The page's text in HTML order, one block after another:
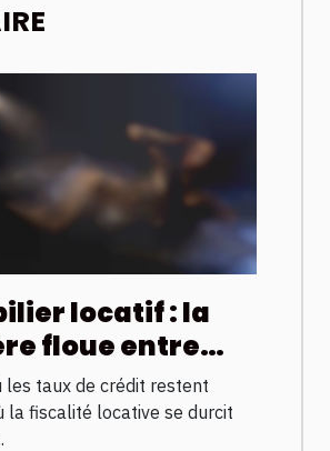
locatif : la
floue entre
et rendement
les taux de crédit restent
la fiscalité locative se durcit